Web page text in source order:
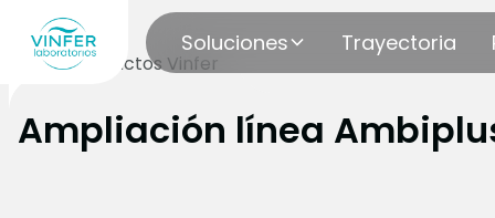
Soluciones Trayectoria
Blog Productos Vinfer
Ampliación línea